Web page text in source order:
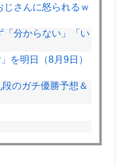
じさんに怒られるｗ
「分からない」「い
を明日（8月9日）
のガチ優勝予想＆